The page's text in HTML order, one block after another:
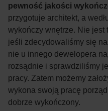
pewność jakości
przygotuje architekt, a
wykończy wnętrze. Nie jest
jeśli zdecydowaliśmy się
nie u innego dewelopera
rozsądnie i sprawdziliśmy
pracy. Zatem możemy
wykona swoją pracę
dobrze wykończony.